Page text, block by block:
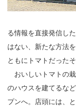
る情報を直接発信し
はない、新たな方法
ともにトマトだったそ
おいしいトマトの
のハウスを建てるな
プンへ。店頭には、